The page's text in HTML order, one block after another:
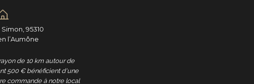
95310
l’Aumône
de 10 km autour de
500 € bénéficient d'une
commande à notre local